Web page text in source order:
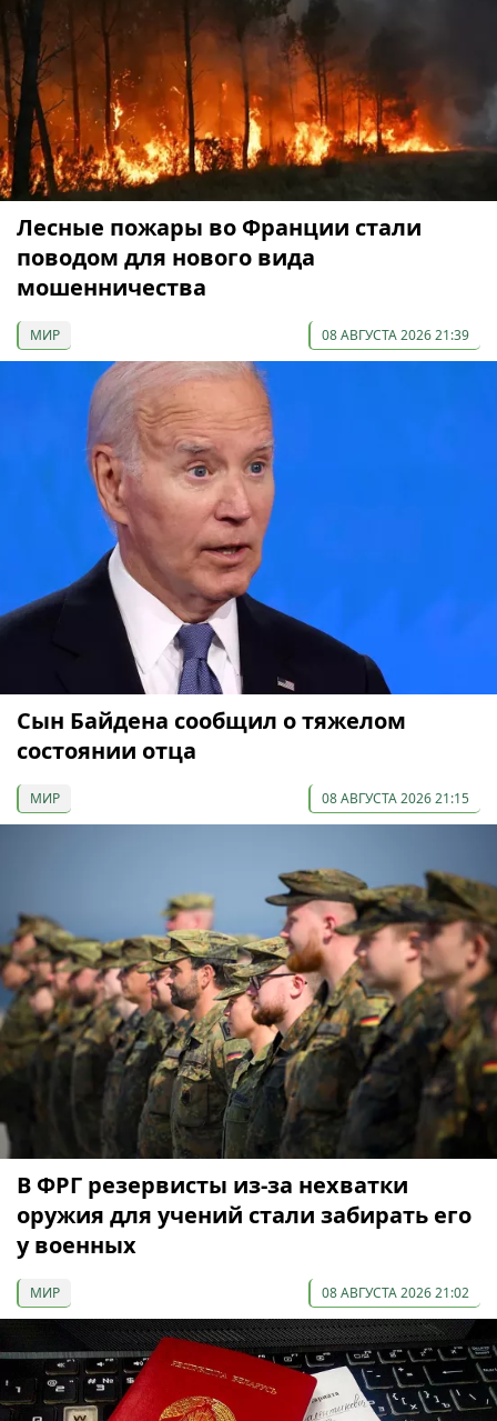
Лесные пожары во Франции стали
поводом для нового вида
мошенничества
МИР 08 АВГУСТА 2026 21:39
Сын Байдена сообщил о тяжелом
состоянии отца
МИР 08 АВГУСТА 2026 21:15
В ФРГ резервисты из-за нехватки
оружия для учений стали забирать его
у военных
МИР 08 АВГУСТА 2026 21:02